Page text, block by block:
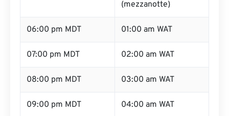
(mezzanotte)
06:00 pm MDT 01:00 am WAT
07:00 pm MDT 02:00 am WAT
08:00 pm MDT 03:00 am WAT
09:00 pm MDT 04:00 am WAT